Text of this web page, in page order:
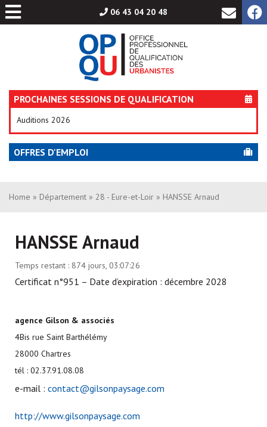
06 43 04 20 48
PROCHAINES SESSIONS DE QUALIFICATION
Auditions 2026
OFFRES D'EMPLOI
Aller
au
Home » Département » 28 - Eure-et-Loir » HANSSE Arnaud
HANSSE Arnaud
Temps restant : 874 jours, 03:07:26
Certificat n°951 – Date d’expiration : décembre 2028
agence Gilson & associés
4Bis rue Saint Barthélémy
28000 Chartres
tél : 02.37.91.08.08
e-mail : contact@gilsonpaysage.com
http://www.gilsonpaysage.com